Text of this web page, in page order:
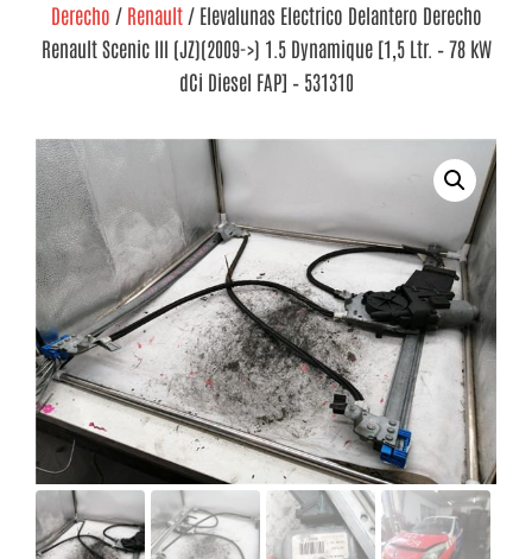
Derecho / Renault/ Elevalunas Electrico Delantero Derecho
Renault Scenic III (JZ)(2009->) 1.5 Dynamique [1,5 Ltr. – 78 kW
dCi Diesel FAP] – 531310